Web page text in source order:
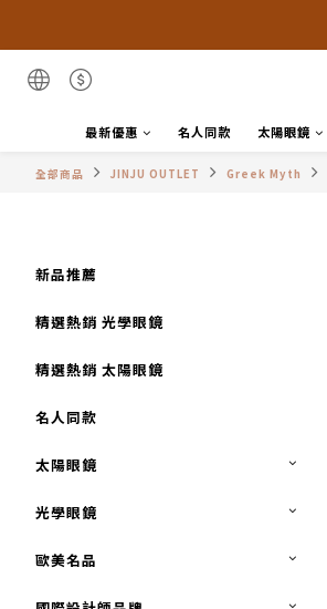
最新優惠 名人同款 太陽眼鏡
全部商品 JINJU OUTLET Greek Myth
新品推薦
精選熱銷 光學眼鏡
精選熱銷 太陽眼鏡
名人同款
太陽眼鏡
光學眼鏡
歐美名品